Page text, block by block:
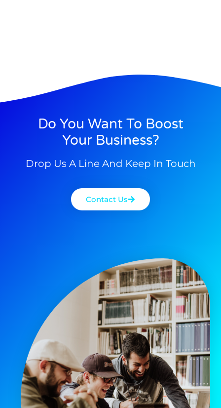
Do You Want To Boost
Your Business?
Drop Us A Line And Keep In Touch
Contact Us